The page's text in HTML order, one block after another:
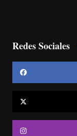
Redes Sociales